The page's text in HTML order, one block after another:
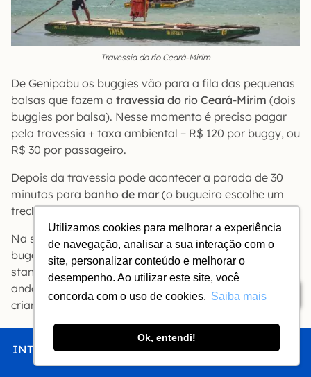
Utilizamos cookies para melhorar a experiência
de navegação, analisar a sua interação com o
site, personalizar conteúdo e melhorar o
desempenho. Ao utilizar este site, você
concorda com o uso de cookies. Saiba mais
Ok, entendi!
INTRO CHEGAR FICAR COMER FAZER
Índice
Travessia do rio Ceará-Mirim
De Genipabu os buggies vão para a fila das pequenas
balsas que fazem a travessia do rio Ceará-Mirim (dois
buggies por balsa). Nesse momento é preciso pagar
pela travessia + taxa ambiental – R$ 120 por buggy, ou
R$ 30 por passageiro.
Depois da travessia pode acontecer a parada de 30
minutos para banho de mar (o bugueiro escolhe um
trecho de praia com barraca em função da maré).
Na sequência do banho de mar tem banho de lagoa: o
buggy pára naLagoa de Pitangui . Aqui dá para fazer
stand-up paddle (R$ 35), caiaque (R$ 25 o caiaque) e
andar de pedalinho (R$ 35 para dois adultos e uma
criança).